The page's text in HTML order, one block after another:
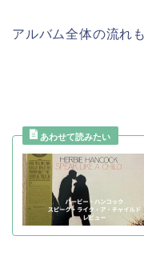
アルバム全体の流れ